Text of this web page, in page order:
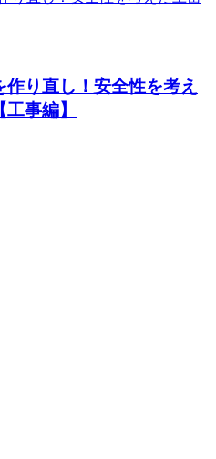
り直し！安全性を考え
事編】